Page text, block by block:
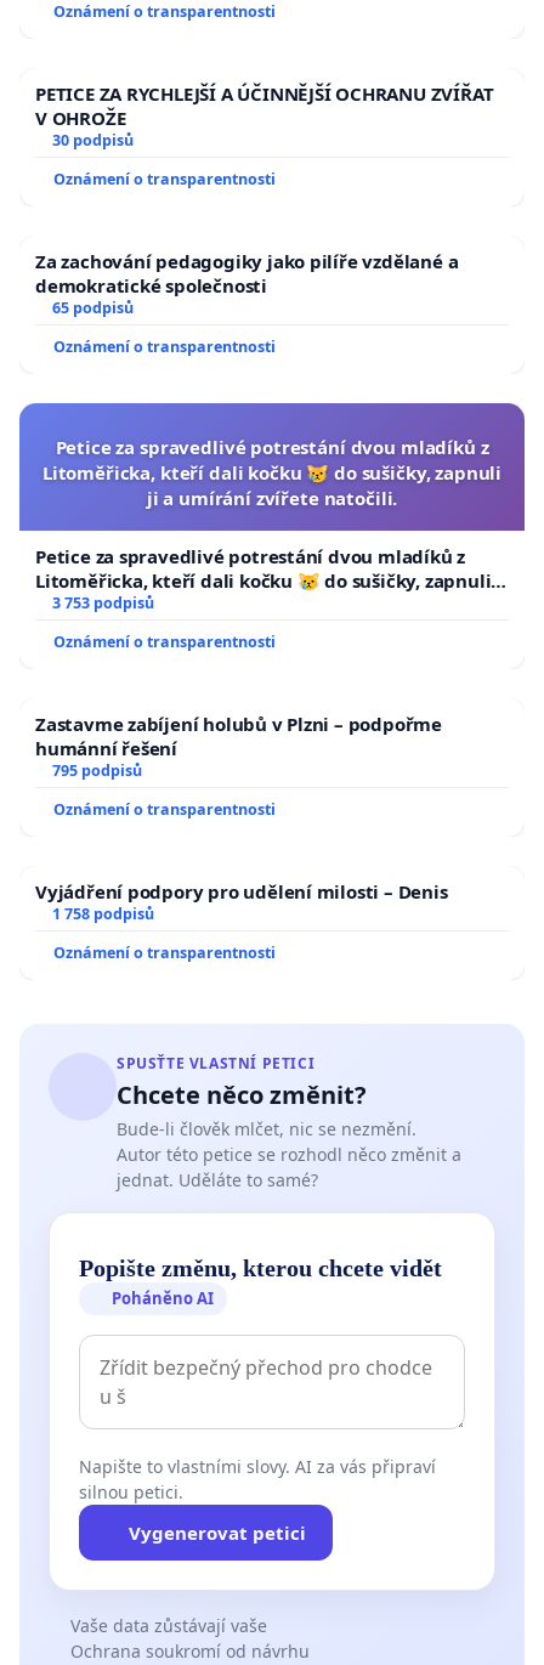
Oznámení o transparentnosti
PETICE ZA RYCHLEJŠÍ A ÚČINNĚJŠÍ OCHRANU ZVÍŘAT
V OHROŽE
30 podpisů
Oznámení o transparentnosti
Za zachování pedagogiky jako pilíře vzdělané a
demokratické společnosti
65 podpisů
Oznámení o transparentnosti
Petice za spravedlivé potrestání dvou mladíků z
Litoměřicka, kteří dali kočku 😿 do sušičky, zapnuli
ji a umírání zvířete natočili.
Petice za spravedlivé potrestání dvou mladíků z
Litoměřicka, kteří dali kočku 😿 do sušičky, zapnuli ji
a umírání zvířete natočili.
3 753 podpisů
Oznámení o transparentnosti
Zastavme zabíjení holubů v Plzni – podpořme
humánní řešení
795 podpisů
Oznámení o transparentnosti
Vyjádření podpory pro udělení milosti – Denis
1 758 podpisů
Oznámení o transparentnosti
SPUSŤTE VLASTNÍ PETICI
Chcete něco změnit?
Bude-li člověk mlčet, nic se nezmění.
Autor této petice se rozhodl něco změnit a
jednat. Uděláte to samé?
Popište změnu, kterou chcete vidět
Poháněno AI
Napište to vlastními slovy. AI za vás připraví
silnou petici.
Vygenerovat petici
Vaše data zůstávají vaše
Ochrana soukromí od návrhu